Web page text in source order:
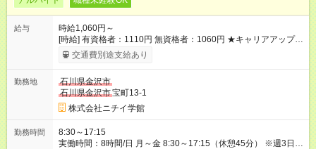
給与
時給1,060円～
[時給] 有資格者：1110円 無資格者：1060円 ★キャリアアップ制
度あり 進級により給与がアップします！ 【試用期間】試用期間
あり 試用期間の長さ：3ヶ月 雇用形態、給与は本採用時と同じ
交通費別途支給あり
勤務地
石川県金沢市
石川県金沢市宝町13-1
株式会社ニチイ学館
勤務時間
8:30～17:15
実働時間：8時間/日 月～金 8:30～17:15（休憩45分） ※週3日ま